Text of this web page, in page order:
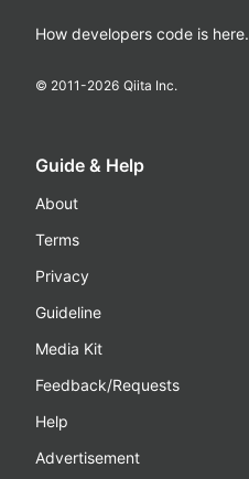
How developers code is here.
© 2011-2026 Qiita Inc.
Guide & Help
About
Terms
Privacy
Guideline
Media Kit
Feedback/Requests
Help
Advertisement